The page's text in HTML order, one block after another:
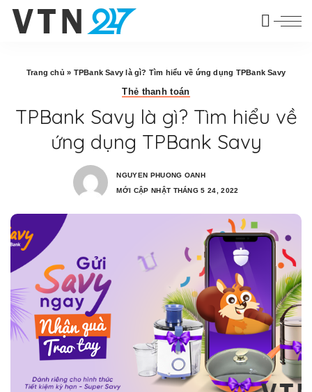
Trang chủ » TPBank Savy là gì? Tìm hiểu về ứng dụng TPBank Savy
Thẻ thanh toán
TPBank Savy là gì? Tìm hiểu về
ứng dụng TPBank Savy
NGUYEN PHUONG OANH
MỚI CẬP NHẬT THÁNG 5 24, 2022